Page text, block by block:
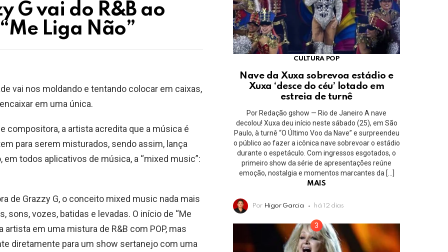
G vai do R&B ao
Liga Não”
vai nos moldando e tentando colocar em caixas,
em uma única.
compositora, a artista acredita que a música é
para serem misturados, sendo assim, lança
em todos aplicativos de música, a “mixed music”:
de Grazzy G, o conceito mixed music nada mais
sons, vozes, batidas e levadas. O início de “Me
artista em uma mistura de R&B com POP, mas
diretamente para um show sertanejo com uma
CULTURA POP
Nave da Xuxa sobrevoa estádio e
Xuxa ‘desce do céu’ lotado em
estreia de turnê
Por Redação gshow — Rio de Janeiro A nave
decolou! Xuxa deu início neste sábado (25), em São
Paulo, à turnê “O Último Voo da Nave” e surpreendeu
o público ao fazer a icônica nave sobrevoar o estádio
durante o espetáculo. Com ingressos esgotados, o
primeiro show da série de apresentações reúne
emoção, nostalgia e momentos marcantes da […]
MAIS
Por Higor Garcia há 12 dias